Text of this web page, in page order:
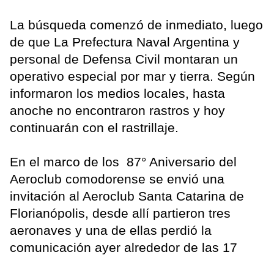
La búsqueda comenzó de inmediato, luego
de que La Prefectura Naval Argentina y
personal de Defensa Civil montaran un
operativo especial por mar y tierra. Según
informaron los medios locales, hasta
anoche no encontraron rastros y hoy
continuarán con el rastrillaje.
En el marco de los 87° Aniversario del
Aeroclub comodorense se envió una
invitación al Aeroclub Santa Catarina de
Florianópolis, desde allí partieron tres
aeronaves y una de ellas perdió la
comunicación ayer alrededor de las 17